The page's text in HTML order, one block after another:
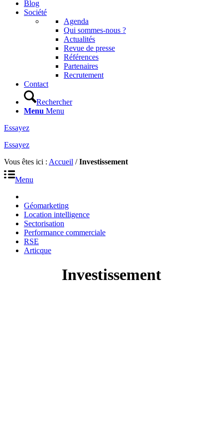
Blog
Société
Agenda
Qui sommes-nous ?
Actualités
Revue de presse
Références
Partenaires
Recrutement
Contact
Rechercher
Menu Menu
Essayez
Essayez
Vous êtes ici : Accueil /Investissement
Menu
Géomarketing
Location intelligence
Sectorisation
Performance commerciale
RSE
Articque
Investissement